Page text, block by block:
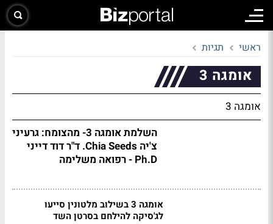
ראשי תגיות
אומגה 3
אומגה 3
השלמת אומגה 3- מהצומח: גרעיני
צ'יה Chia Seeds. ד"ר דוד דייני
Ph.D - רפואה משלימה
אומגה 3 בשילוב מלטונין סייעו
לג'סיקה להילחם בסרטן השד